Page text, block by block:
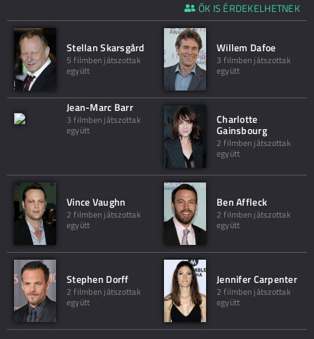
ŐK IS ÉRDEKELHETNEK
Stellan Skarsgård
5 filmben játszottak
együtt
Willem Dafoe
3 filmben játszottak
együtt
Jean-Marc Barr
3 filmben játszottak
együtt
Charlotte
Gainsbourg
2 filmben játszottak
együtt
Vince Vaughn
2 filmben játszottak
együtt
Ben Affleck
2 filmben játszottak
együtt
Stephen Dorff
2 filmben játszottak
együtt
Jennifer Carpenter
2 filmben játszottak
együtt